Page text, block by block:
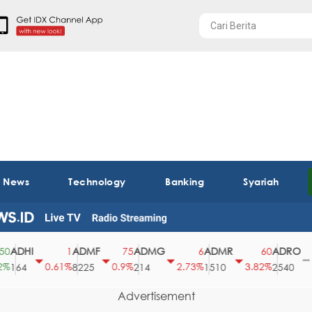
Technology Banking Syariah
0.61%
ADMF
8225
0.9%
ADMG
214
2.73%
ADMR
1510
3.82%
ADRO
2540
Advertisement